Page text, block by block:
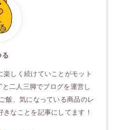
る
しく続けていことがモット
二人三脚でブログを運営し
飯、気になっている商品のレ
なことを記事にしてます！